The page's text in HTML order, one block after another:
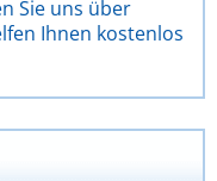
Sie uns über
Ihnen kostenlos